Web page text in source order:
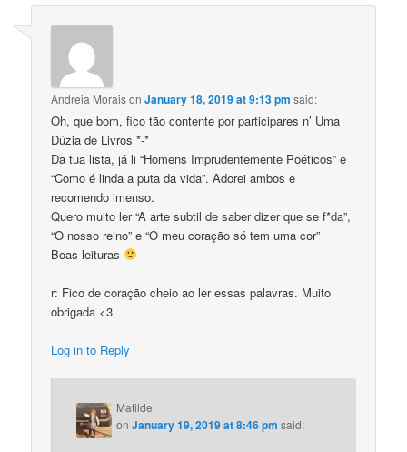
Andreia MoraisonJanuary 18, 2019 at 9:13 pm said:
Oh, que bom, fico tão contente por participares n’ Uma
Dúzia de Livros *-*
Da tua lista, já li “Homens Imprudentemente Poéticos” e
“Como é linda a puta da vida”. Adorei ambos e
recomendo imenso.
Quero muito ler “A arte subtil de saber dizer que se f*da”,
“O nosso reino” e “O meu coração só tem uma cor”
Boas leituras
r: Fico de coração cheio ao ler essas palavras. Muito
obrigada <3
Log in to Reply
Matilde
onJanuary 19, 2019 at 8:46 pm said: